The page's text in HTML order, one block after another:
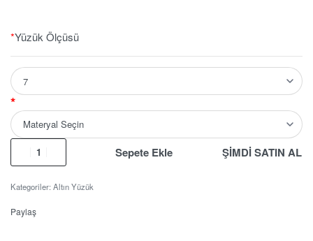
*Yüzük Ölçüsü
*
Sepete Ekle ŞİMDİ SATIN AL
Kategoriler: Altın Yüzük
Paylaş